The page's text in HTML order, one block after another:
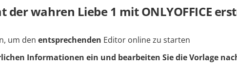
wahren Liebe 1 mit ONLYOFFICE
um den entsprechenden Editor online zu starten
Informationen ein und bearbeiten Sie die Vorlage